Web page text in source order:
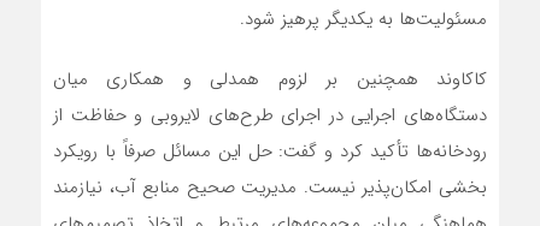
مسئولیت‌ها به یکدیگر پرهیز شود.
کاکاوند همچنین بر لزوم همدلی و همکاری میان
دستگاه‌های اجرایی در اجرای طرح‌های لایروبی و حفاظت از
رودخانه‌ها تأکید کرد و گفت: حل این مسائل صرفاً با رویکرد
بخشی امکان‌پذیر نیست. مدیریت صحیح منابع آب، نیازمند